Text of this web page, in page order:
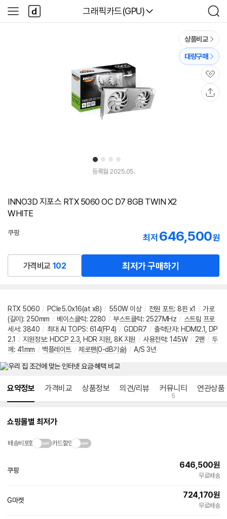
다나와
그래픽카드(GPU)
검
색
사
이
다
나
와
1 2 3 4
튜
상
상품비교
대량구매
관
심
등록월 2025.05.
INNO3D 지포스 RTX 5060 OC D7 8GB TWIN X2
WHITE
쿠팡
최저 646,500원
가격비교 102 최저가 구매하기
RTX 5060 / PCIe5.0x16(at x8) / 550W 이상 / 전원 포트: 8핀 x1 / 가로
(길이): 250mm / 베이스클럭: 2280 / 부스트클럭: 2527MHz / 스트림 프로
세서: 3840 / 최대 AI TOPS: 614(FP4) / GDDR7 / 출력단자: HDMI2.1
DP
2.1 / 지원정보: HDCP 2.3 HDR 지원 8K 지원 / 사용전력: 145W / 2팬 / 두
께 : 41mm / 백플레이트 / 제로팬(0-dB기술) / A/S 3년
요약정보 가격비교 상품정보 의견/리뷰 커뮤니티
5
연관상품
쇼핑몰별 최저가
배송비포함 카드할인
쿠팡
646,500원
무료배송
G마켓
724,170원
무료배송